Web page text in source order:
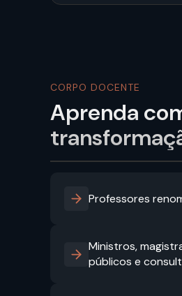
CORPO DOCENTE
Aprenda
Professores
Ministros,
públicos e